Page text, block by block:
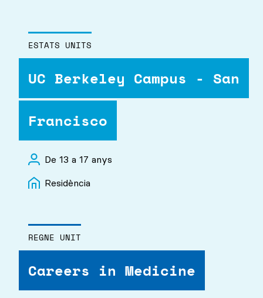
ESTATS UNITS
UC Berkeley Campus - San
Francisco
De 13 a 17 anys
Residència
REGNE UNIT
Careers in Medicine